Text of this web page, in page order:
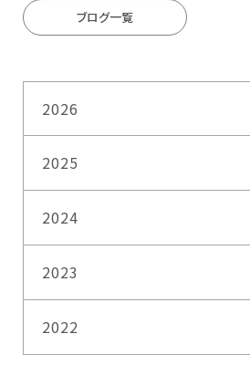
ブログ一覧
2026
2025
2024
2023
2022